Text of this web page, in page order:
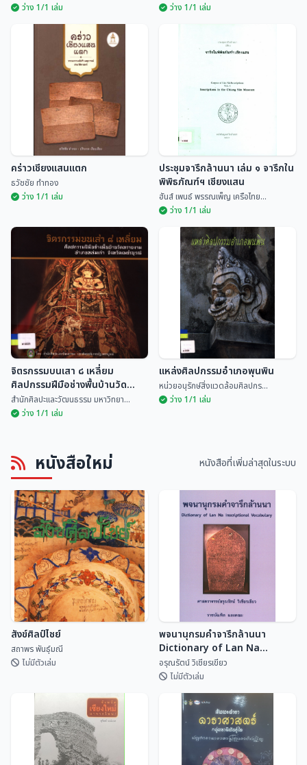
เจ้านครลำพูน สู่ เจ้าเมือง
เชียงแสน (เชื้อเจ็ดตน)
เจ้าปิยะพงษ์ เชื้อเจ...
ว่าง 1/1 เล่ม
รายงานการขุดค้น ขุดแต่ง และ
บูรณะ วัดเจดีย์หลวง อำเภอ
ว่าง 1/1 เล่ม
คร่าวเชียงแสนแตก
ธวัชชัย ทำทอง
คร่าวเชียงแสนแตก
ธวัชชัย ทำทอง
ว่าง 1/1 เล่ม
ประชุมจารึกล้านนา เล่ม ๑ จารึกใน
พิพิธภัณฑ์ฯ เชียงแสน
ฮันส์ เพนธ์ พรรณเพ็ญ...
ประชุมจารึกล้านนา เล่ม ๑ จารึกใน
พิพิธภัณฑ์ฯ เชียงแสน
ฮันส์ เพนธ์ พรรณเพ็ญ เครือไทย...
ว่าง 1/1 เล่ม
ศิลปกรรมฝีมือช่างพื้นบ้านวัดทราย
งาม อำเภอหล่มเก่า จังหวัด
เพชรบูรณ์
สำนักศิลปะและวัฒนธรร...
จิตรกรรมบนเสา ๘ เหลี่ยม
ศิลปกรรมฝีมือช่างพื้นบ้านวัด
ทรายงาม อำเภอหล่มเก่า จังหวัด
เพชรบูรณ์
สำนักศิลปะและวัฒนธรรม มหาวิทยา...
ว่าง 1/1 เล่ม
แหล่งศิลปกรรมอำเภอพุนพิน
แหล่งศิลปกรรมอำเภอพุนพิน
หน่วยอนุรักษ์สิ่งแวดล้อมศิลปกร...
ว่าง 1/1 เล่ม
หนังสือใหม่ หนังสือที่เพิ่มล่าสุดในระบบ
สังข์ศิลป์ไชย์
สถาพร พันธุ์มณี
สังข์ศิลป์ไชย์
สถาพร พันธุ์มณี
ไม่มีตัวเล่ม
พจนานุกรมคำจารึกล้านนา
Dictionary of Lan Na
Inscriptional Vocabulary
อรุณรัตน์ วิเชียรเขี...
พจนานุกรมคำจารึกล้านนา
Dictionary of Lan Na
Inscriptional Vocabulary
อรุณรัตน์ วิเชียรเขียว
ไม่มีตัวเล่ม